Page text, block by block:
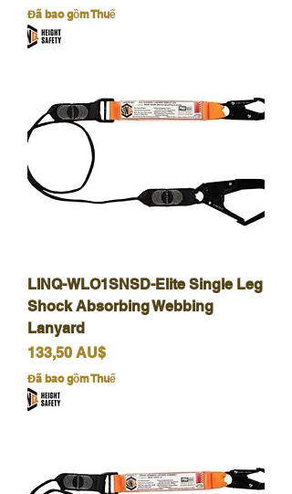
Đã bao gồm Thuế
LINQ-WLO1SNSD-Elite Single Leg
Shock Absorbing Webbing
Lanyard
Giá
133,50 AU$
Đã bao gồm Thuế